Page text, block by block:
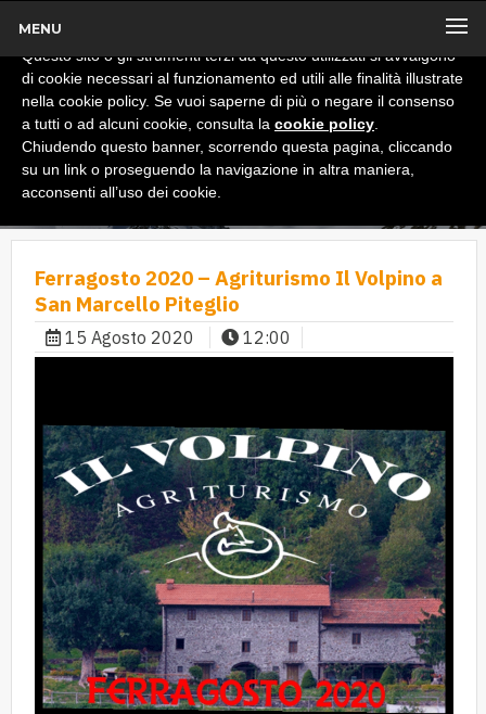
MENU
Ferragosto 2020 – Agriturismo Il Volpino a
San Marcello Piteglio
15 Agosto 2020 12:00
x
Informativa
Questo sito o gli strumenti terzi da questo utilizzati si avvalgono
di cookie necessari al funzionamento ed utili alle finalità illustrate
nella cookie policy. Se vuoi saperne di più o negare il consenso
a tutti o ad alcuni cookie, consulta la cookie policy
Chiudendo questo banner, scorrendo questa pagina, cliccando
su un link o proseguendo la navigazione in altra maniera,
acconsenti all’uso dei cookie.